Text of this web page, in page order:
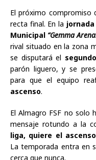
El próximo compromiso
recta final. En la jornada
Municipal “Gemma
rival situado en la zona
se disputará el
parón liguero, y se
para que el equipo
ascenso.
El Almagro FSF no solo
mensaje rotundo a la
liga, quiere el
La temporada entra en
cerca que nunca.